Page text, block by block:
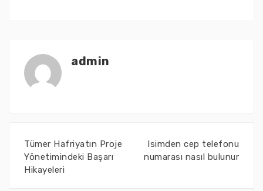
admin
Tümer Hafriyatın Proje
Yönetimindeki Başarı
Hikayeleri
Isimden cep telefonu
numarası nasıl bulunur